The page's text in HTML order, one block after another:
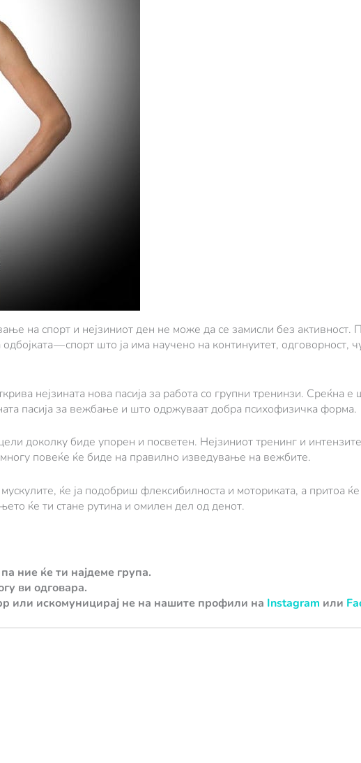
на спорт и нејзиниот ден не може да се замисли без активност.
— спорт што ја има научено на континуитет, одговорност,
нејзината нова пасија за работа со групни тренинзи. Среќна
пасија за вежбање и што одржуваат добра психофизичка форма.
доколку биде упорен и посветен. Нејзиниот тренинг и
повеќе ќе биде на правилно изведување на вежбите.
ќе ја подобриш флексибилноста и моториката, а притоа
ќе ти стане рутина и омилен дел од денот.
па ние ќе ти најдеме група.
ви одговара.
или искомуницирај не на нашите профили на Instagram или